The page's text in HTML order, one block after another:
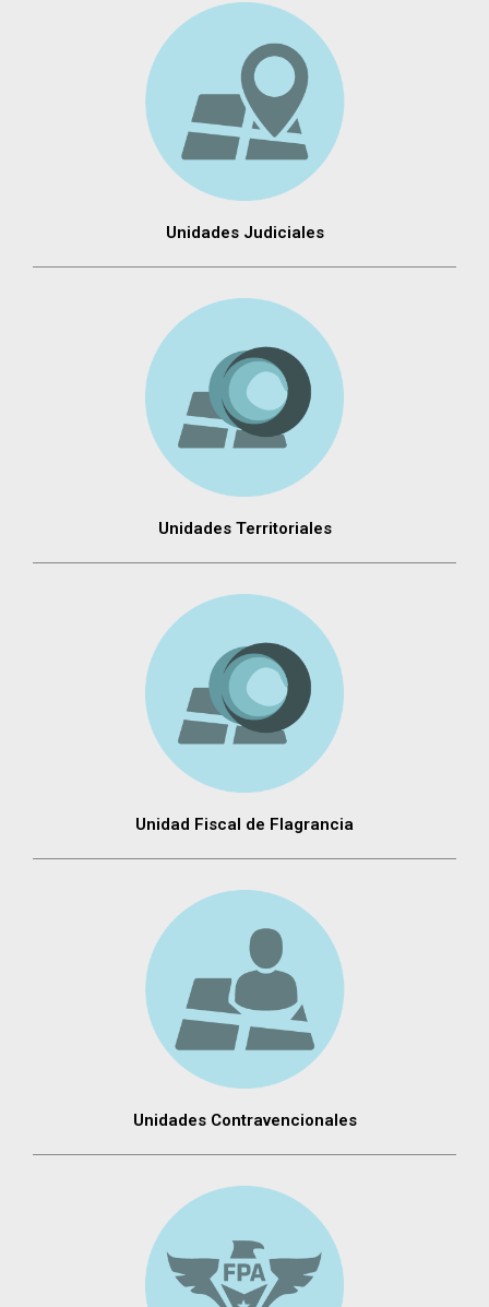
Unidades Judiciales
Unidades Territoriales
Unidad Fiscal de Flagrancia
Unidades Contravencionales